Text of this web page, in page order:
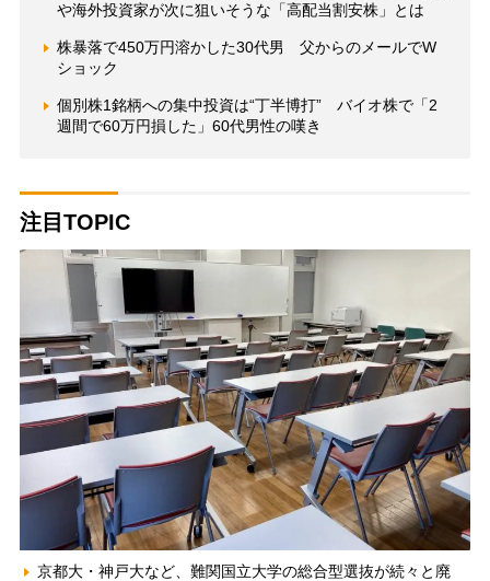
や海外投資家が次に狙いそうな「高配当割安株」とは
株暴落で450万円溶かした30代男 父からのメールでW
ショック
個別株1銘柄への集中投資は“丁半博打” バイオ株で「2
週間で60万円損した」60代男性の嘆き
注目TOPIC
京都大・神戸大など、難関国立大学の総合型選抜が続々と廃